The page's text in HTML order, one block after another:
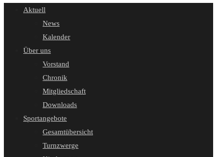
Aktuell
News
Kalender
Über uns
Vorstand
Chronik
Mitgliedschaft
Downloads
Sportangebote
Gesamtübersicht
Turnzwerge